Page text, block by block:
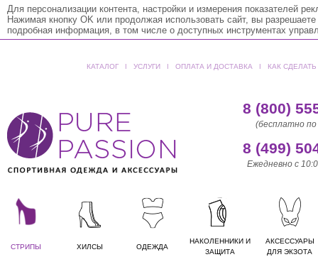
Для персонализации контента, настройки и измерения показателей
Нажимая кнопку OK или продолжая использовать сайт, вы
подробная информация, в том числе о доступных инструментах
КАТАЛОГ ǀ УСЛУГИ ǀ ОПЛАТА И ДОСТАВКА ǀ КАК СДЕЛАТЬ
8 (800)
(бесплатно по
8 (499)
Ежедневно с
СТРИПЫ ХИЛСЫ ОДЕЖДА
НАКОЛЕННИКИ И
ЗАЩИТА
АКСЕССУАРЫ
ДЛЯ ЭКЗОТА